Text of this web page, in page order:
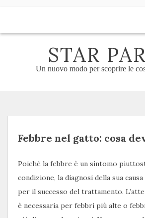
STAR
Un nuovo modo per scoprire le
Febbre nel gatto: cosa
Poiché la febbre è un sintomo
condizione, la diagnosi della sua
per il successo del trattamento.
è necessaria per febbri più alte o